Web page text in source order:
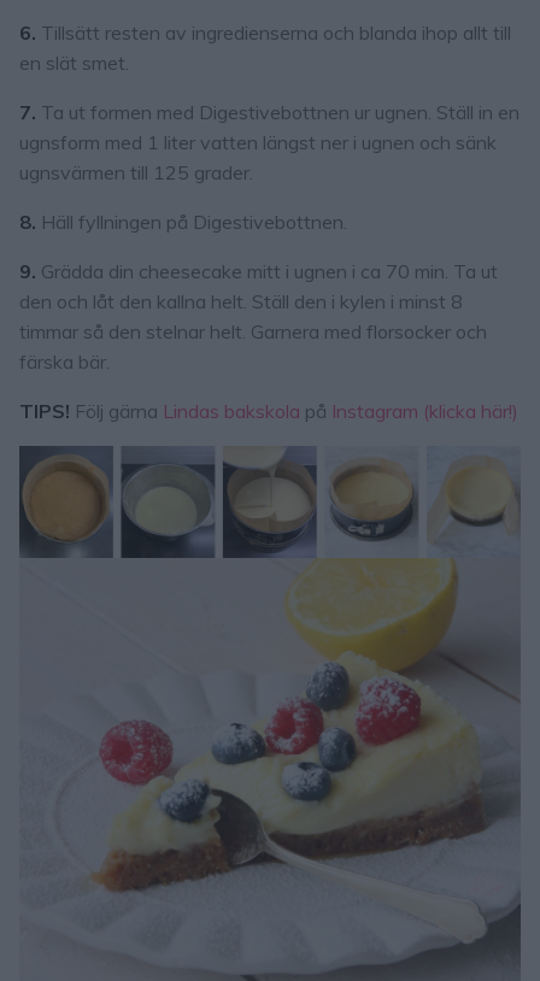
6. Tillsätt resten av ingredienserna och blanda ihop allt till
en slät smet.
7. Ta ut formen med Digestivebottnen ur ugnen. Ställ in en
ugnsform med 1 liter vatten längst ner i ugnen och sänk
ugnsvärmen till 125 grader.
8. Häll fyllningen på Digestivebottnen.
9. Grädda din cheesecake mitt i ugnen i ca 70 min. Ta ut
den och låt den kallna helt. Ställ den i kylen i minst 8
timmar så den stelnar helt. Garnera med florsocker och
färska bär.
TIPS! Följ gärna Lindas bakskola på Instagram (klicka här!)